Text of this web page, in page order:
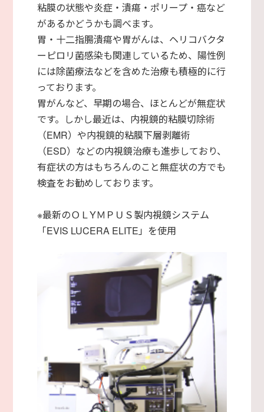
粘膜の状態や炎症・潰瘍・ポリープ・癌など
があるかどうかも調べます。
胃・十二指腸潰瘍や胃がんは、ヘリコバクタ
ーピロリ菌感染も関連しているため、陽性例
には除菌療法などを含めた治療も積極的に行
っております。
胃がんなど、早期の場合、ほとんどが無症状
です。しかし最近は、内視鏡的粘膜切除術
（EMR）や内視鏡的粘膜下層剥離術
（ESD）などの内視鏡治療も進歩しており、
有症状の方はもちろんのこと無症状の方でも
検査をお勧めしております。
※最新のＯＬYＭＰＵＳ製内視鏡システム
「EVIS LUCERA ELITE」を使用